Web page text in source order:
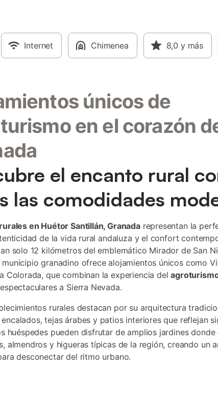
Internet Chimenea 8,0 y más
únicos de
en el corazón
el encanto rural
las comodidades
en Huétor Santillán, Granadarepresentan la
de la vida rural andaluza y el confort
solo 12 kilómetros del emblemático Mirador de San
granadino ofrece alojamientos únicos como
Colorada, que combinan la experiencia del
a Sierra Nevada.
rurales destacan por su arquitectura
tejas árabes y patios interiores que reflejan
huéspedes pueden disfrutar de amplios jardines
almendros y higueras típicas de la región, creando un
desconectar del ritmo urbano.